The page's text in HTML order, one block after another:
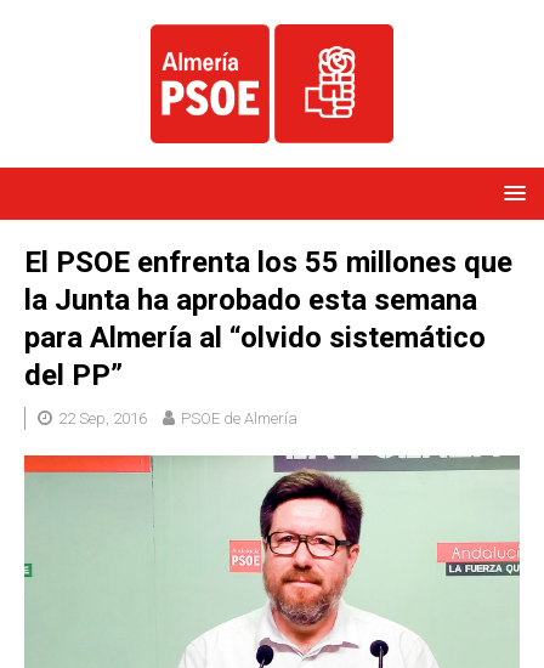
El PSOE enfrenta los 55 millones que
la Junta ha aprobado esta semana
para Almería al “olvido sistemático
del PP”
22 Sep, 2016 PSOE de Almería